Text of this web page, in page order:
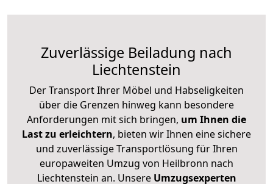
Zuverlässige Beiladung nach
Liechtenstein
Der Transport Ihrer Möbel und Habseligkeiten
über die Grenzen hinweg kann besondere
Anforderungen mit sich bringen, um Ihnen die
Last zu erleichtern, bieten wir Ihnen eine sichere
und zuverlässige Transportlösung für Ihren
europaweiten Umzug von Heilbronn nach
Liechtenstein an. Unsere Umzugsexperten